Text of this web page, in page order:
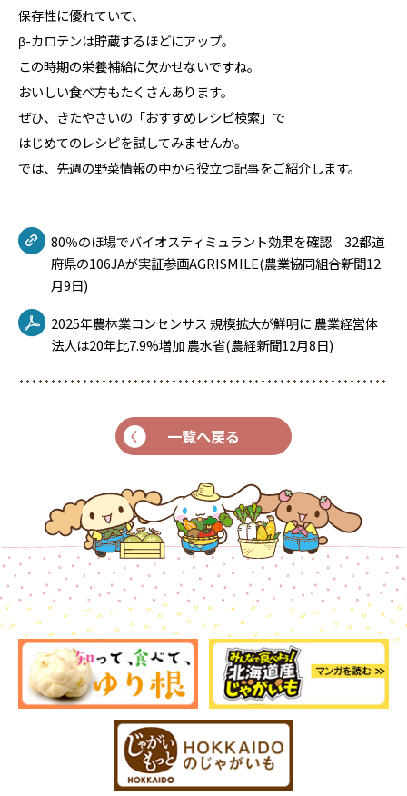
保存性に優れていて、
β-カロテンは貯蔵するほどにアップ。
この時期の栄養補給に欠かせないですね。
おいしい食べ方もたくさんあります。
ぜひ、きたやさいの「おすすめレシピ検索」で
はじめてのレシピを試してみませんか。
では、先週の野菜情報の中から役立つ記事をご紹介します。
80％のほ場でバイオスティミュラント効果を確認 32都道
府県の106JAが実証参画AGRISMILE(農業協同組合新聞12
月9日)
2025年農林業コンセンサス 規模拡大が鮮明に 農業経営体
法人は20年比7.9%増加 農水省(農経新聞12月8日)
一覧へ戻る